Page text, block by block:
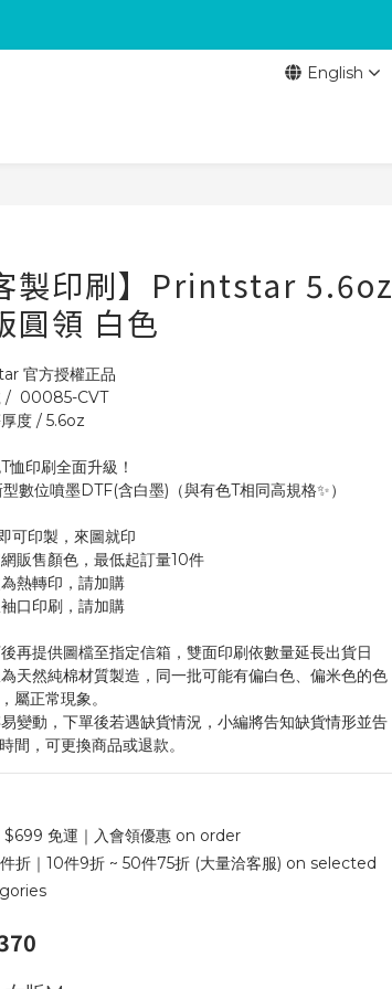
English
製印刷】Printstar 5.6oz
圓領 白色
官方授權正品
/  00085-CVT
度 / 5.6oz
恤印刷全面升級！
數位噴墨DTF(含白墨)（與有色T相同高規格✨）
可印製，來圖就印
販售顏色，最低起訂量10件
熱轉印，請加購
口印刷，請加購
再提供圖檔至指定信箱，雙面印刷依數量延長出貨日
天然純棉材質製造，同一批可能有偏白色、偏米色的色
屬正常現象。
變動，下單後若遇缺貨情況，小編將告知缺貨情形並告
間，可更換商品或退款。
$699 免運｜入會領優惠 on order
折｜10件9折 ~ 50件75折 (大量洽客服) on selected